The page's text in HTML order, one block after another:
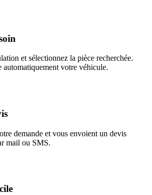
et sélectionnez la pièce recherchée.
automatiquement votre véhicule.
demande et vous envoient un devis
mail ou SMS.